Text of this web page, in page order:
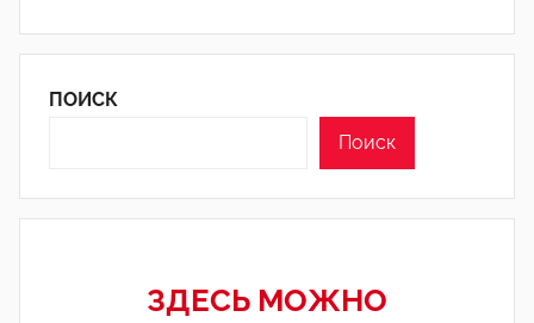
ПОИСК
Поиск
ЗДЕСЬ МОЖНО